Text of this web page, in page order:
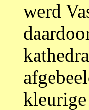
werd